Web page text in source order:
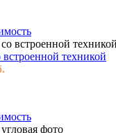
техникой